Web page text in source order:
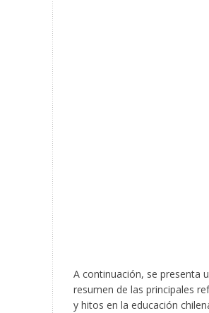
A continuación, se presenta
resumen de las principales
y hitos en la educación